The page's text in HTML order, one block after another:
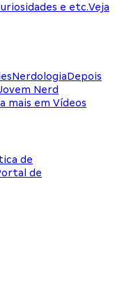
e etc.Veja
NerdologiaDepois
Nerd
mais em Vídeos
de
de